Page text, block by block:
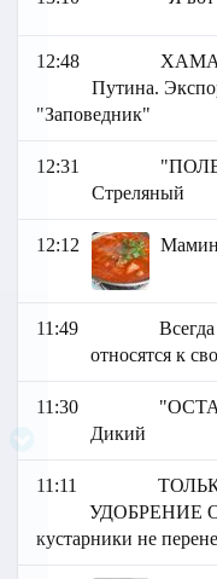
12:48
Путина.
"Заповедник"
12:31
Стреляный
12:12
11:49
относятся к
11:30
Дикий
11:11
УДОБРЕНИЕ
кустарники не